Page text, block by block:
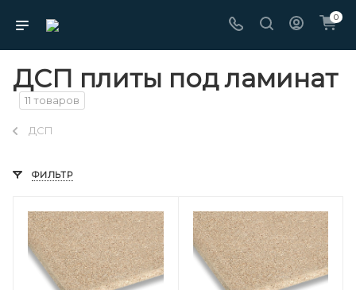
0
ДСП плиты под ламинат
11 товаров
ДСП
ФИЛЬТР